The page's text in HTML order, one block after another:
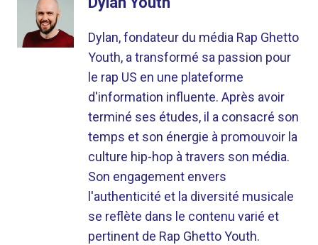
Dylan, fondateur du média Rap Ghetto
Youth, a transformé sa passion pour
le rap US en une plateforme
d'information influente. Après avoir
terminé ses études, il a consacré son
temps et son énergie à promouvoir la
culture hip-hop à travers son média.
Son engagement envers
l'authenticité et la diversité musicale
se reflète dans le contenu varié et
pertinent de Rap Ghetto Youth.